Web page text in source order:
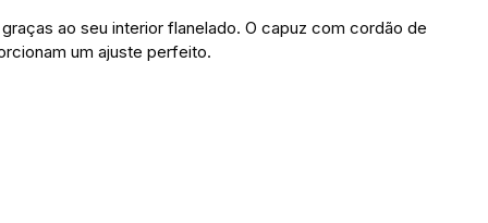
ao seu interior flanelado. O capuz com cordão de
um ajuste perfeito.